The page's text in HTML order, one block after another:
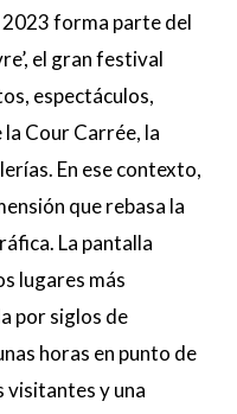
forma parte del
el gran festival
espectáculos,
Cour Carrée, la
En ese contexto,
que rebasa la
La pantalla
lugares más
por siglos de
horas en punto de
visitantes y una